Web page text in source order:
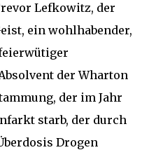
Lefkowitz, der
ein wohlhabender,
der Wharton
der im Jahr
starb, der durch
Drogen